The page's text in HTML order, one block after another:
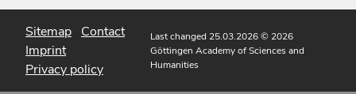
Sitemap Contact
Imprint
Privacy policy
Last changed 25.03.2026© 2026
Göttingen Academy of Sciences and
Humanities